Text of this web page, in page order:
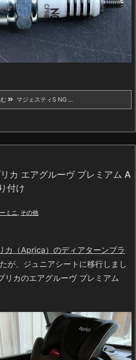
マジェスティS NG ...
カ エアグルーヴ プレミアム A
付け
ミニ, その他
カ（Aprica）のディアターンプラ
が、ジュニアシートに移行しまし
リカのエアグルーヴ プレミアム